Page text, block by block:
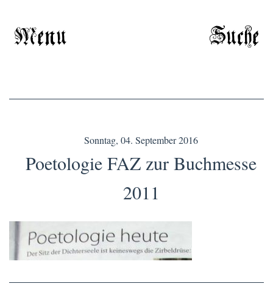
Menu Suche
Sonntag, 04. September 2016
Poetologie FAZ zur Buchmesse
2011